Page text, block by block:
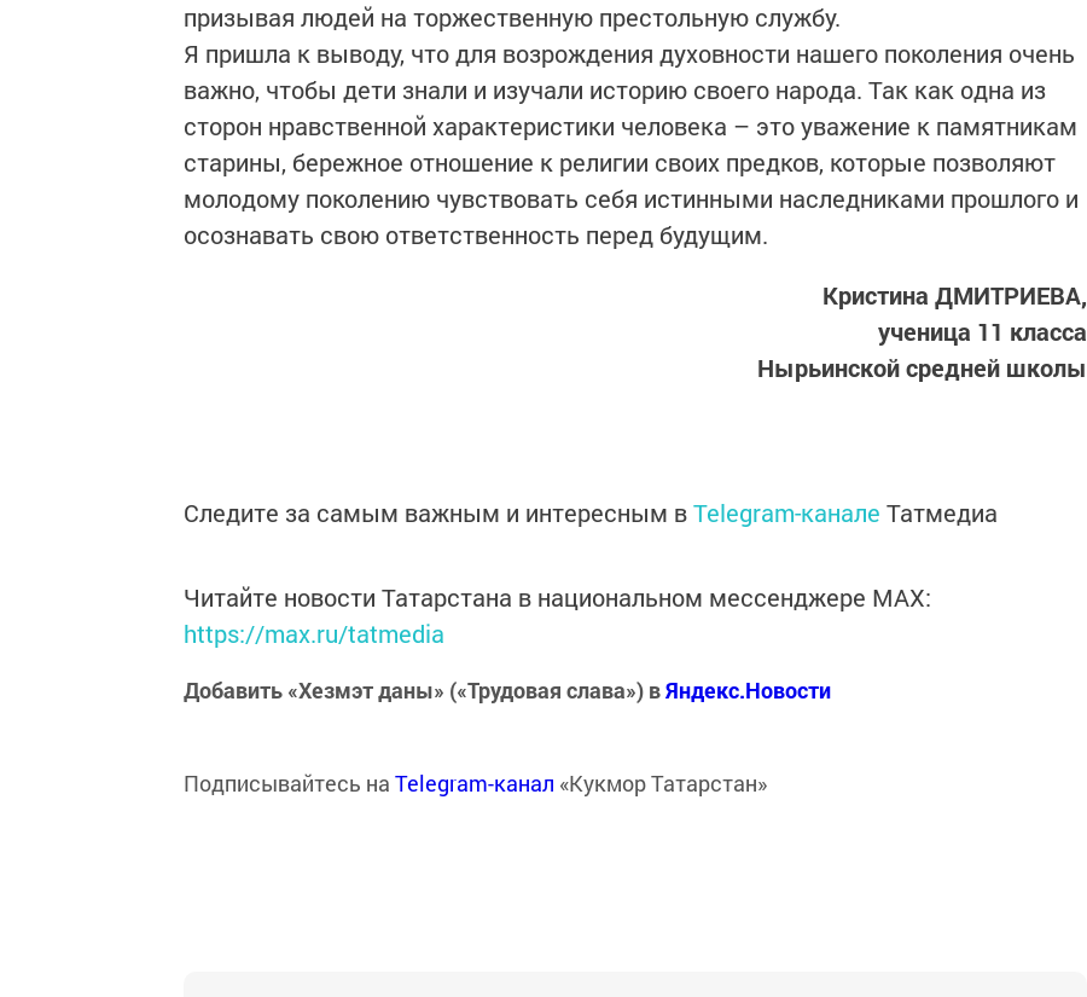
призывая людей на торжественную престольную службу.
Я пришла к выводу, что для возрождения духовности нашего поколения очень
важно, чтобы дети знали и изучали историю своего народа. Так как одна из
сторон нравственной характеристики человека – это уважение к памятникам
старины, бережное отношение к религии своих предков, которые позволяют
молодому поколению чувствовать себя истинными наследниками прошлого и
осознавать свою ответственность перед будущим.
Кристина ДМИТРИЕВА,
ученица 11 класса
Нырьинской средней школы
Следите за самым важным и интересным вTelegram-канале Татмедиа
Читайте новости Татарстана в национальном мессенджере MАХ:
https://max.ru/tatmedia
Добавить «Хезмэт даны» («Трудовая слава») вЯндекс.Новости
Подписывайтесь на Telegram-канал «Кукмор Татарстан»